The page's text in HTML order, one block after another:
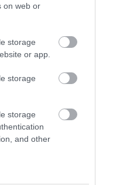
on web or
storage
or app.
storage
storage
and other